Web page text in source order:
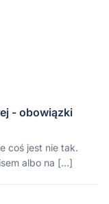
- obowiązki
coś jest nie tak.
albo na […]